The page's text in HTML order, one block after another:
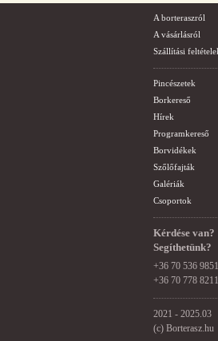
A borteraszról
A vásárlásról
Szállítási
Pincészetek
Borkereső
Hírek
Programkereső
Borvidékek
Szőlőfajták
Galériák
Csoportok
Kérdése van?
Segíthetünk?
+36 70 536 9851
+36 70 778 8211
2021 - 2025.03
(c) Borterasz.hu